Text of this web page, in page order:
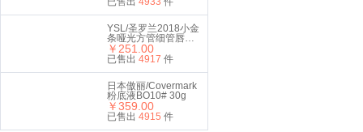
YSL/圣罗兰2018小金
条哑光方管细管唇膏
口红 21#复古正红色
礼盒套装
￥251.00
已售出 4917 件
日本傲丽/Covermark
粉底液BO10# 30g
￥359.00
已售出 4915 件